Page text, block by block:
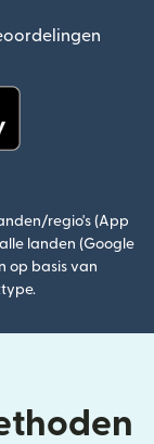
regio's (App
landen (Google
op basis van